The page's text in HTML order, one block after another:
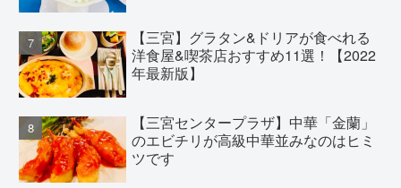
【三宮】グラタン&ドリアが食べれる
洋食屋&喫茶店おすすめ11選！【2022
年最新版】
【三宮センタープラザ】中華「金蘭」
のエビチリが高級中華並みなのはヒミ
ツです